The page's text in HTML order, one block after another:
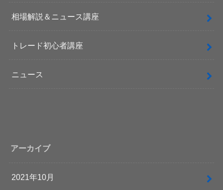
相場解説＆ニュース講座
トレード初心者講座
ニュース
アーカイブ
2021年10月